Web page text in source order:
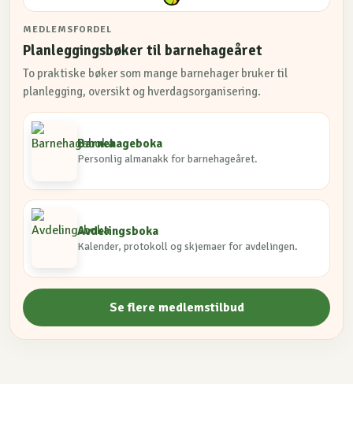
MEDLEMSFORDEL
Planleggingsbøker til barnehageåret
To praktiske bøker som mange barnehager bruker til
planlegging, oversikt og hverdagsorganisering.
Barnehageboka
Personlig almanakk for barnehageåret.
Avdelingsboka
Kalender, protokoll og skjemaer for avdelingen.
Se flere medlemstilbud